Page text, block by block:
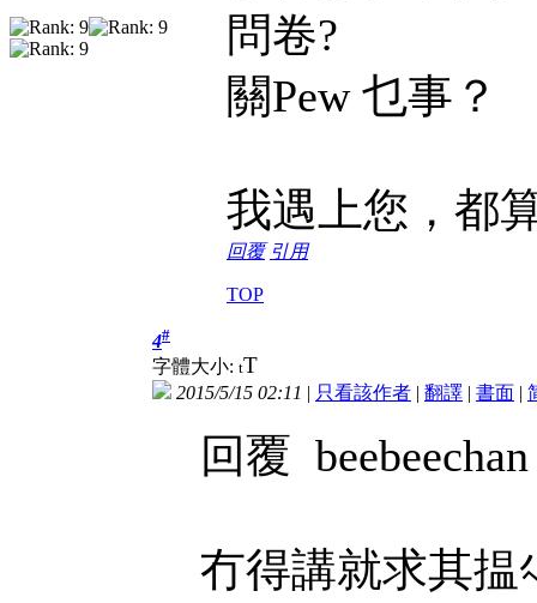
問卷?
關Pew 乜事？
我遇上您，都
回覆 引用
TOP
4#
字體大小: tT
2015/5/15 02:11 | 只看該作者 | 翻譯 | 書面 |
回覆 beebeechan
冇得講就求其揾